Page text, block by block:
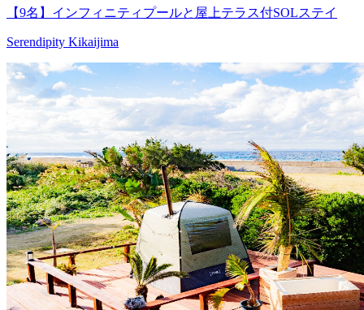
【9名】インフィニティプールと屋上テラス付SOLステイ
Serendipity Kikaijima